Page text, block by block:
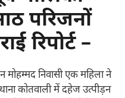
परिजनों
रिपोर्ट –
निवासी एक महिला ने
कोतवाली में दहेज उत्पीड़न